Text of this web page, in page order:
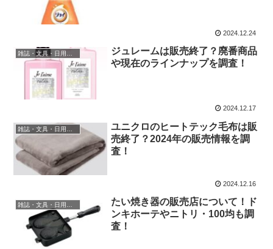
2024.12.24
雑誌・文具・日用品・インテリア
ジュレームは販売終了？廃番商品
や現在のラインナップを調査！
2024.12.17
ユニクロのヒートテック毛布は販
売終了？2024年の販売情報を調
査！
2024.12.16
たい焼き器の販売店について！ド
ンキホーテやニトリ・100均も調
査！